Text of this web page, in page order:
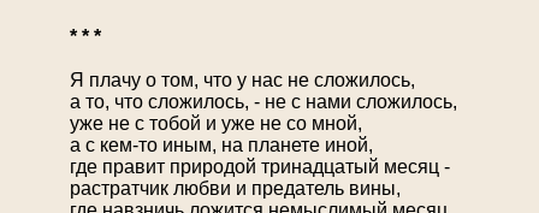
* * *
Я плачу о том, что у нас не сложилось,
а то, что сложилось, - не с нами сложилось,
уже не с тобой и уже не со мной,
а с кем-то иным, на планете иной,
где правит природой тринадцатый месяц -
растратчик любви и предатель вины,